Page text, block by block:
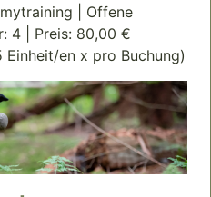
| Offene
4 | Preis: 80,00 €
en x pro Buchung)